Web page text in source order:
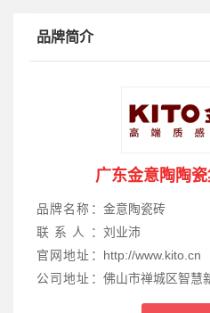
品牌简介
广东金意陶陶
品牌名称： 金意陶瓷砖
联系人： 刘业沛
官网地址： http://www.kito.cn
公司地址： 佛山市禅城区智慧